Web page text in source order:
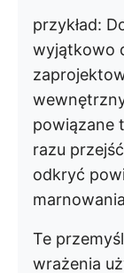
przykład:
wyjątkowo
powiązane
razu
odkryć
Te
wrażenia